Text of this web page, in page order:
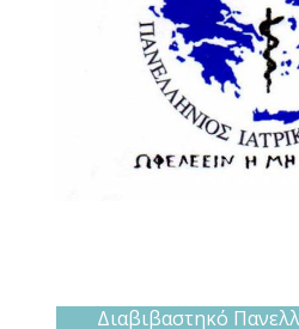
Διαβιβαστηκό